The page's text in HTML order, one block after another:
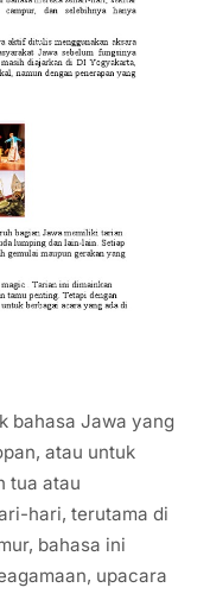
bahasa Jawa yang
atau untuk
tua atau
hari, terutama di
bahasa ini
upacara